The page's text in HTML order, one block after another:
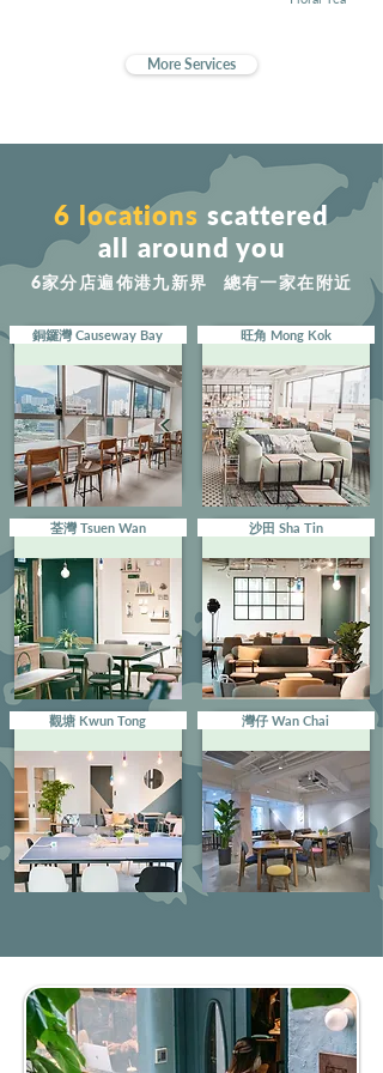
More Services
6 locations scattered
all around you
6家分店遍佈港九新界 總有一家在附近
銅鑼灣 Causeway Bay
荃灣 Tsuen Wan
觀塘 Kwun Tong
旺角 Mong Kok
沙田 Sha Tin
灣仔 Wan Chai